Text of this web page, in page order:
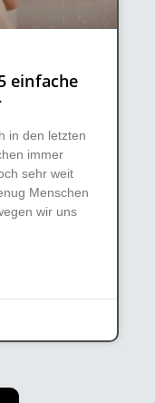
einfache
in den letzten
immer
sehr weit
Menschen
wir uns